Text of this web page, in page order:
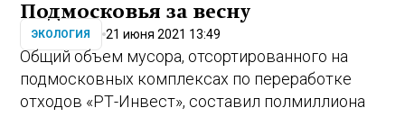
Подмосковья за весну
ЭКОЛОГИЯ 21 июня 2021 13:49
Общий объем мусора, отсортированного на
подмосковных комплексах по переработке
отходов «РТ-Инвест», составил полмиллиона